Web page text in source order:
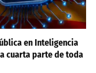
en Inteligencia
cuarta parte de toda